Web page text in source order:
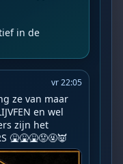
in de
vr 22:05
ze van maar
en wel
zijn het
🤮🤮🤮😡🤬👿